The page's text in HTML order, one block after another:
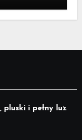
pluski i pełny luz